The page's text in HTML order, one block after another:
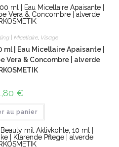
| Micellaire, Visage
| Eau Micellaire Apaisante |
Vera & Concombre | alverde
€
au panier